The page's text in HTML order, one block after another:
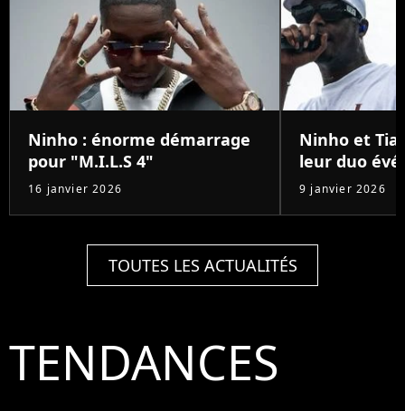
Ninho : énorme démarrage
pour "M.I.L.S 4"
16 janvier 2026
Ninho et
leur duo
9 janvier 2026
TOUTES LES ACTUALITÉS
TENDANCES